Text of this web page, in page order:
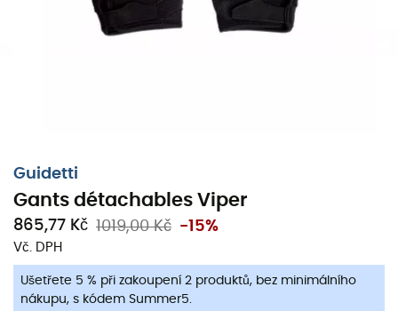
Guidetti
Gants détachables Viper
865,77 Kč 1019,00 Kč -15%
Vč. DPH
Ušetřete 5 % při zakoupení 2 produktů, bez minimálního
nákupu, s kódem Summer5.